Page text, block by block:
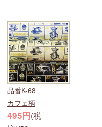
品番K-68
カフェ柄
495円(税